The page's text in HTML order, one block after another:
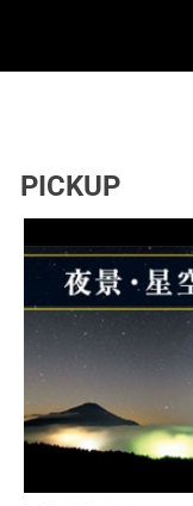
PICKUP